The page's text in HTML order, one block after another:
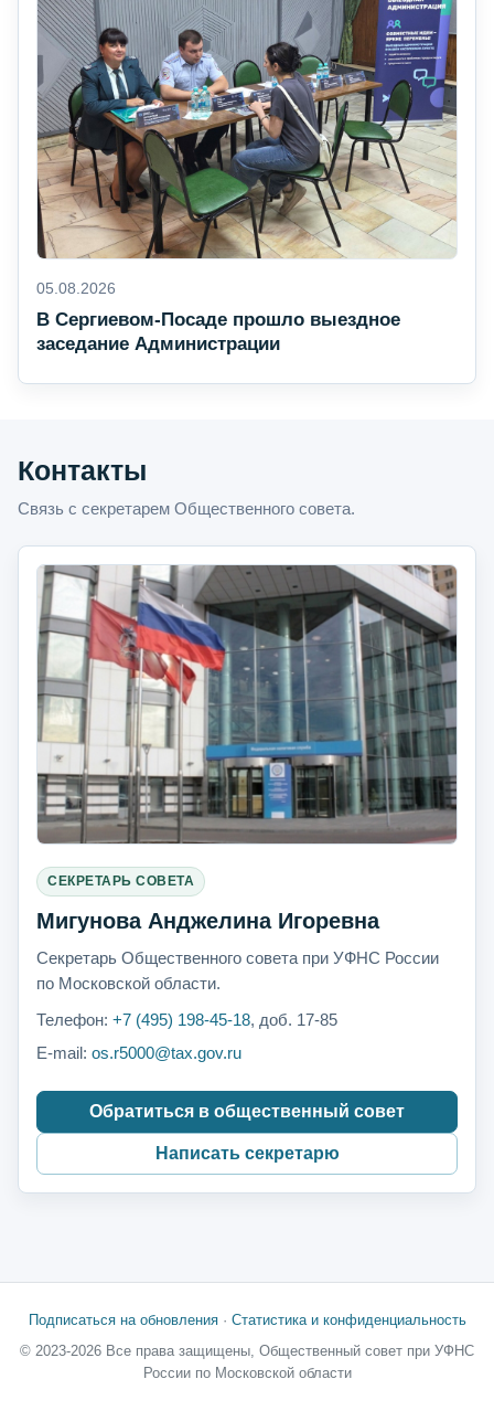
05.08.2026
В Сергиевом-Посаде прошло выездное
заседание Администрации
Контакты
Связь с секретарем Общественного совета.
СЕКРЕТАРЬ СОВЕТА
Мигунова Анджелина Игоревна
Секретарь Общественного совета при УФНС России
по Московской области.
Телефон: +7 (495) 198-45-18, доб. 17-85
E-mail: os.r5000@tax.gov.ru
Обратиться в общественный совет
Написать секретарю
Подписаться на обновления· Статистика и конфиденциальность
© 2023-2026 Все права защищены, Общественный совет при УФНС
России по Московской области